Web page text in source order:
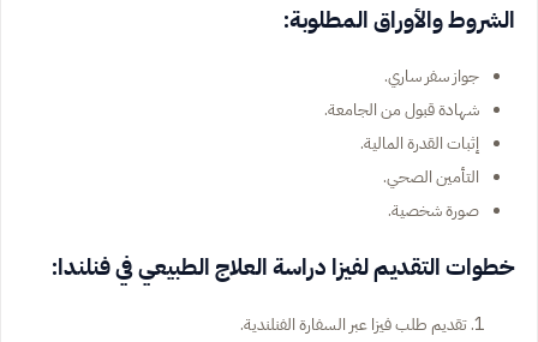
الشروط والأوراق المطلوبة:
جواز سفر ساري.
شهادة قبول من الجامعة.
إثبات القدرة المالية.
التأمين الصحي.
صورة شخصية.
خطوات التقديم لفيزا دراسة العلاج الطبيعي في فنلندا:
تقديم طلب فيزا عبر السفارة الفنلندية.